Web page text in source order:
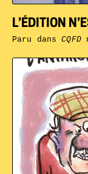
L’ÉDITION
Paru dansCQFD